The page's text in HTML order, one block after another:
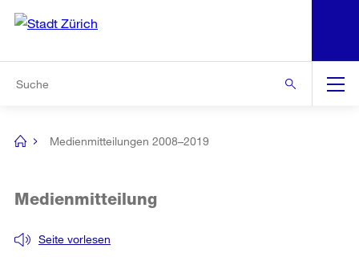
Navigation
[no
Medienmitteilungen 2008–2019
Seite vorlesen
Medienmitteilung